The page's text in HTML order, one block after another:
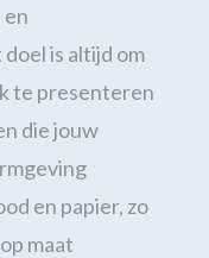
is altijd om
te presenteren
die jouw
en papier, zo
maat